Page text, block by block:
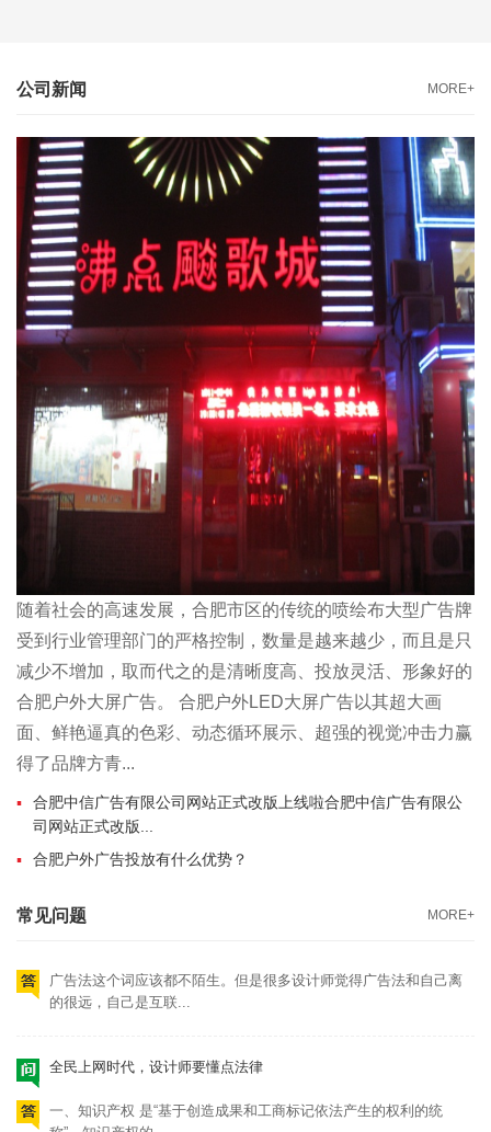
公司新闻 MORE+
随着社会的高速发展，合肥市区的传统的喷绘布大型广告牌
受到行业管理部门的严格控制，数量是越来越少，而且是只
减少不增加，取而代之的是清晰度高、投放灵活、形象好的
合肥户外大屏广告。 合肥户外LED大屏广告以其超大画
面、鲜艳逼真的色彩、动态循环展示、超强的视觉冲击力赢
得了品牌方青...
合肥中信广告有限公司网站正式改版上线啦合肥中信广告有限公
司网站正式改版...
合肥户外广告投放有什么优势？
常见问题 MORE+
一、知识产权 是“基于创造成果和工商标记依法产生的权利的统
称”。知识产权的...
“钓鱼”其实是互联网黑话。“钓鱼行为”是指欺骗或者诈骗的一种方
式。 而在国...
设计师要懂点法律，广告法
的很远，自己是互联...
称”。知识产权的...
全民上网时代，设计师要懂点法律
一、知识产权 是“基于创造成果和工商标记依法产生的权利的统
称”。知识产权的...
设计师要重视版权合规，警惕“钓鱼行为”
“钓鱼”其实是互联网黑话。“钓鱼行为”是指欺骗或者诈骗的一种方
式。 而在国...
设计师要懂点法律，广告法
广告法这个词应该都不陌生。但是很多设计师觉得广告法和自己离